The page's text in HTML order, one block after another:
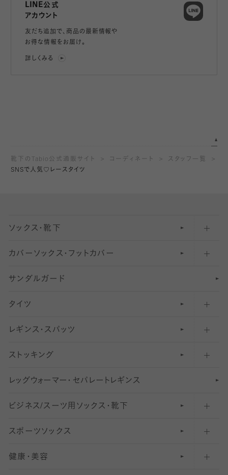
LINE公式
アカウント
友だち追加で、 商品の最新情報や
お得な情報をお届け。
詳しくみる
靴下のTabio公式通販サイト コーディネート
スタッフ一覧
SNSで人気♡レースタイツ
ソックス・靴下
五本指ソックス・靴下
足袋ソックス・靴下
無地・プレーンソックス・靴下
柄ソックス・靴下
スニーカー（くるぶし）用ソックス
アンクル・ショートソックス（くるぶし上）
クルーソックス（ふくらはぎ下）
ハイソックス
オーバーニー・ニーハイソックス
カバーソックス・フットカバー
フットカバー・カバーソックス（深め）
フットカバー・カバーソックス（ふつう）
フットカバー・カバーソックス（浅め）
サンダルガード
タイツ
30デニール以下のタイツ（薄手タイツ）
31〜40デニールタイツ
41〜60デニールタイツ
61〜80デニールタイツ
81 〜110デニールタイツ
111〜210デニールタイツ
レギンス・スパッツ
柄レギンス
無地レギンス
レギンスパンツ（レギパン）
マタニティレギンス
5 分丈
ストッキング
伝線しにくいストッキング
ショートストッキング
結婚式用ストッキング
美脚ストッキング
レッ グ ウォー マー ・ セパレー ト レ ギンス
ビジネス/スーツ用 ソックス・靴下
匠シリーズ
フレッシャーズ向けソックス・靴下
スポーツソックス
ランニングソックス・靴下
健康・美容